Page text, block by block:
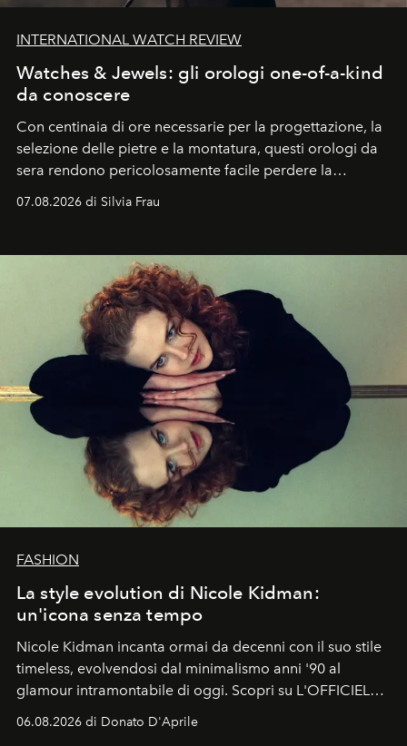
INTERNATIONAL WATCH REVIEW
Watches & Jewels: gli orologi one-of-a-kind
da conoscere
Con centinaia di ore necessarie per la progettazione, la
selezione delle pietre e la montatura, questi orologi da
sera rendono pericolosamente facile perdere la
cognizione del tempo. Ma con quadranti così
07.08.2026 di Silvia Frau
FASHION
La style evolution di Nicole Kidman:
un'icona senza tempo
Nicole Kidman incanta ormai da decenni con il suo stile
timeless, evolvendosi dal minimalismo anni '90 al
glamour intramontabile di oggi. Scopri su L'OFFICIEL
Italia la sua style evolution.
06.08.2026 di Donato D'Aprile